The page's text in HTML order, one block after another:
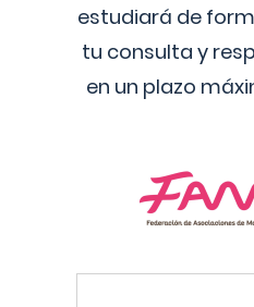
estudiará de
tu consulta y
en un plazo